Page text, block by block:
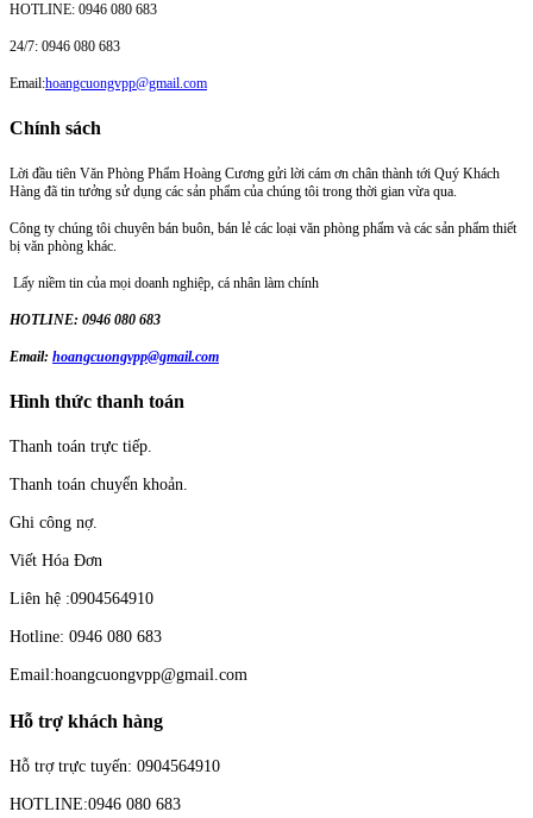
HOTLINE: 0946 080 683
24/7: 0946 080 683
Email:hoangcuongvpp@gmail.com
Chính sách
Lời đầu tiên Văn Phòng Phẩm Hoàng Cương gửi lời cám ơn chân thành tới Quý Khách
Hàng đã tin tưởng sử dụng các sản phẩm của chúng tôi trong thời gian vừa qua.
Công ty chúng tôi chuyên bán buôn, bán lẻ các loại văn phòng phẩm và các sản phẩm thiết
bị văn phòng khác.
Lấy niềm tin của mọi doanh nghiệp, cá nhân làm chính
HOTLINE: 0946 080 683
Email: hoangcuongvpp@gmail.com
Hình thức thanh toán
Thanh toán trực tiếp.
Thanh toán chuyển khoản.
Ghi công nợ.
Viết Hóa Đơn
Liên hệ :0904564910
Hotline: 0946 080 683
Email:hoangcuongvpp@gmail.com
Hỗ trợ khách hàng
Hỗ trợ trực tuyến: 0904564910
HOTLINE:0946 080 683